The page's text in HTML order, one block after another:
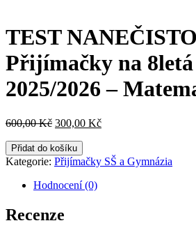
TEST
Přijímačky na
2025/2026 –
600,00Kč Původní
byla:
600,00 Kč.
300,00 KčAktuální
300,00 Kč.
TEST
NANEČISTO
na
8letá
Přidat do košíku
Kategorie: Přijímačky SŠ a Gymnázia
Hodnocení (0)
Recenze